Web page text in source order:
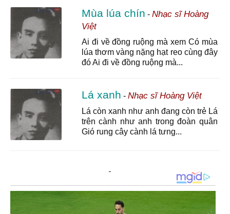
Mùa lúa chín - Nhạc sĩ Hoàng
Việt
Ai đi về đồng ruộng mà xem Có mùa
lúa thơm vàng nặng hạt reo cùng đây
đó Ai đi về đồng ruộng mà...
Lá xanh - Nhạc sĩ Hoàng Việt
Lá còn xanh như anh đang còn trẻ Lá
trên cành như anh trong đoàn quân
Gió rung cây cành lá tưng...